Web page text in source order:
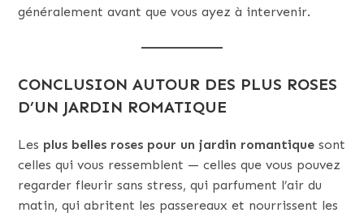
généralement avant que vous ayez à intervenir.
CONCLUSION AUTOUR DES PLUS ROSES
D’UN JARDIN ROMATIQUE
Les plus belles roses pour un jardin romantique sont
celles qui vous ressemblent — celles que vous pouvez
regarder fleurir sans stress, qui parfument l’air du
matin, qui abritent les passereaux et nourrissent les